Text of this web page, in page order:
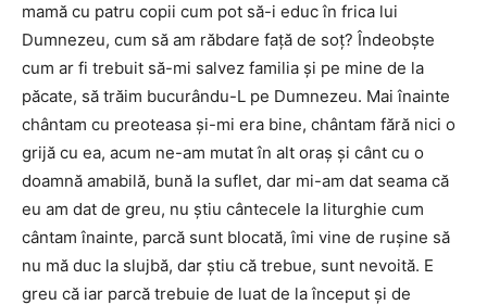
mamă cu patru copii cum pot să-i educ în frica lui
Dumnezeu, cum să am răbdare faţă de soţ? Îndeobşte
cum ar fi trebuit să-mi salvez familia şi pe mine de la
păcate, să trăim bucurându-L pe Dumnezeu. Mai înainte
chântam cu preoteasa şi-mi era bine, chântam fără nici o
grijă cu ea, acum ne-am mutat în alt oraş şi cânt cu o
doamnă amabilă, bună la suflet, dar mi-am dat seama că
eu am dat de greu, nu ştiu cântecele la liturghie cum
cântam înainte, parcă sunt blocată, îmi vine de ruşine să
nu mă duc la slujbă, dar ştiu că trebue, sunt nevoită. E
greu că iar parcă trebuie de luat de la început şi de